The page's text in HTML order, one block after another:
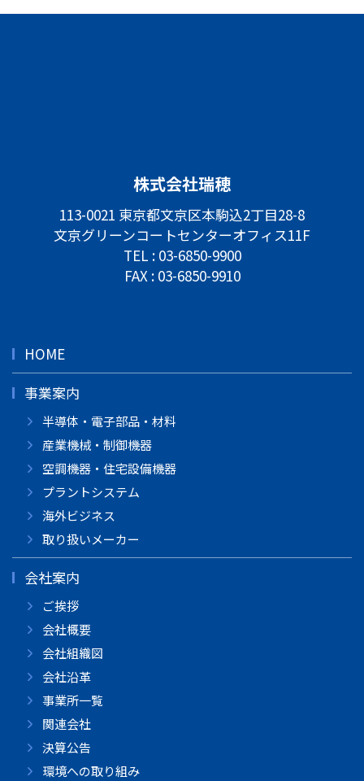
株式会社瑞穂
113-0021 東京都文京区本駒込2丁目28-8
文京グリーンコートセンターオフィス11F
TEL : 03-6850-9900
FAX : 03-6850-9910
HOME
事業案内
半導体・電子部品・材料
産業機械・制御機器
空調機器・住宅設備機器
プラントシステム
海外ビジネス
取り扱いメーカー
会社案内
ご挨拶
会社概要
会社組織図
会社沿革
事業所一覧
関連会社
決算公告
環境への取り組み